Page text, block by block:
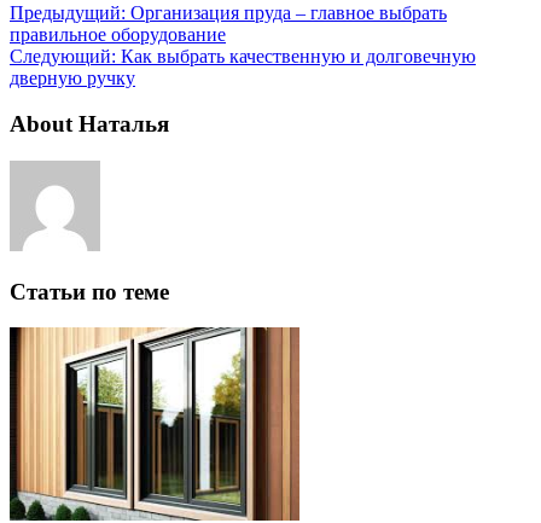
Предыдущий: Организация пруда – главное выбрать
правильное оборудование
Следующий: Как выбрать качественную и долговечную
дверную ручку
About Наталья
Статьи по теме